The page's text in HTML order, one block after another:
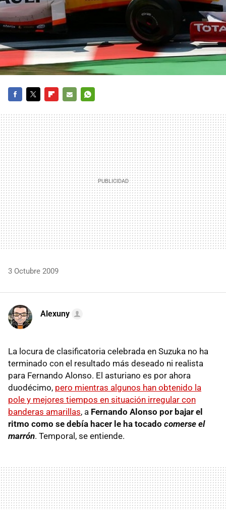
MAIL
3 Octubre 2009
Alexuny
La locura de clasificatoria celebrada en Suzuka no ha
terminado con el resultado más deseado ni realista
para Fernando Alonso. El asturiano es por ahora
duodécimo, pero mientras algunos han obtenido la
pole y mejores tiempos en situación irregular con
banderas amarillas, a Fernando Alonso por bajar el
ritmo como se debía hacer le ha tocado comerse el
marrón. Temporal, se entiende.